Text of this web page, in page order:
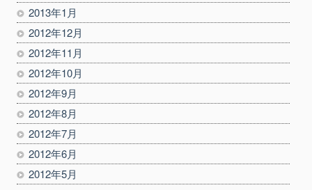
2013年1月
2012年12月
2012年11月
2012年10月
2012年9月
2012年8月
2012年7月
2012年6月
2012年5月